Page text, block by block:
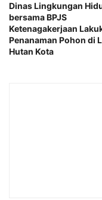
Dinas Lingkungan
bersama BPJS
Ketenagakerjaan
Penanaman Pohon di
Hutan Kota